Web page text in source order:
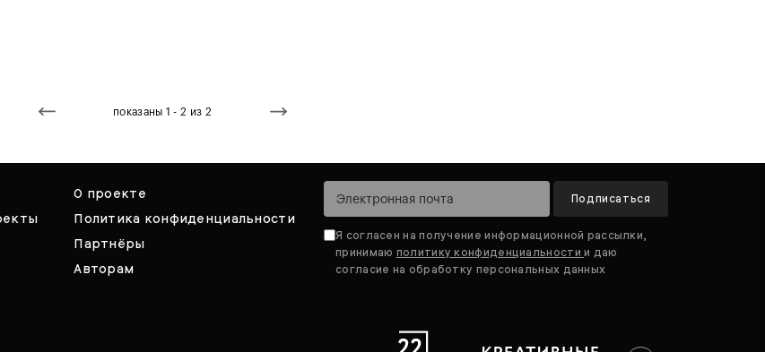
показаны 1 - 2 из 2
О проекте
Политика конфиденциальности
Партнёры
Авторам
Подписаться
Я согласен на получение информационной рассылки,
принимаю политику конфиденциальностии даю
согласие на обработку персональных данных